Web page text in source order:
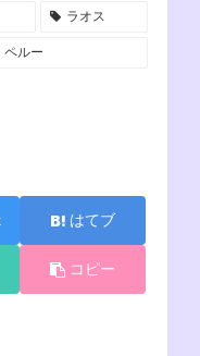
ラオス
ペルー
はてブ
コピー